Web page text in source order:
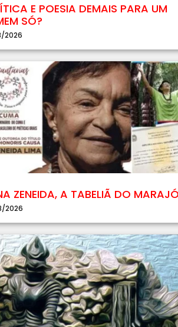
E POESIA DEMAIS PARA UM
SÓ?
2026
ZENEIDA, A TABELIÃ DO
2026